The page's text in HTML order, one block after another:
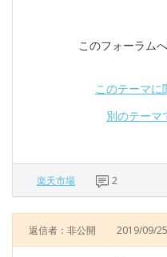
このフォーラム
このテーマに
別のテーマ
楽天市場 2
返信者：非公開 2019/09/